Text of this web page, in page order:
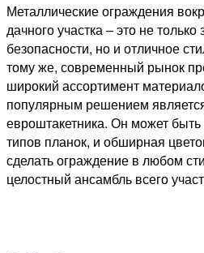
Металлические ограждения
дачного участка – это не
безопасности, но и отличное
тому же, современный рынок
широкий ассортимент
популярным решением
евроштакетника. Он может
типов планок, и обширная
сделать ограждение в любом
целостный ансамбль всего